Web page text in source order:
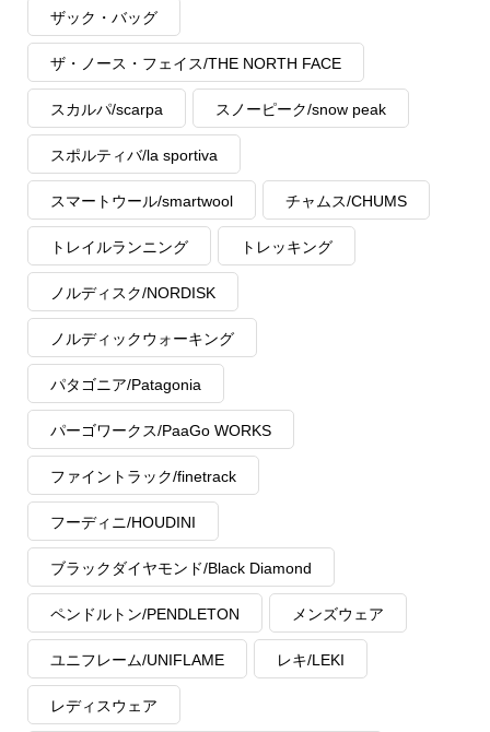
ザック・バッグ
ザ・ノース・フェイス/THE NORTH FACE
スカルパ/scarpa スノーピーク/snow peak
スポルティバ/la sportiva
スマートウール/smartwool チャムス/CHUMS
トレイルランニング トレッキング
ノルディスク/NORDISK
ノルディックウォーキング
パタゴニア/Patagonia
パーゴワークス/PaaGo WORKS
ファイントラック/finetrack
フーディニ/HOUDINI
ブラックダイヤモンド/Black Diamond
ペンドルトン/PENDLETON メンズウェア
ユニフレーム/UNIFLAME レキ/LEKI
レディスウェア